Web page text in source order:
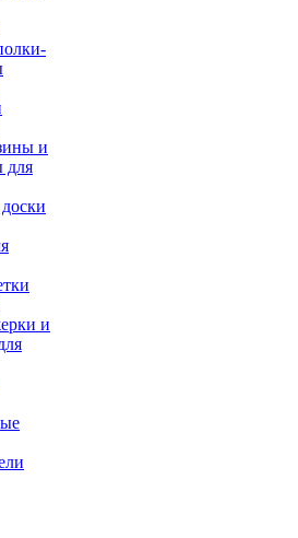
и
для
и